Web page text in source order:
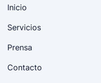
Inicio
Servicios
Prensa
Contacto